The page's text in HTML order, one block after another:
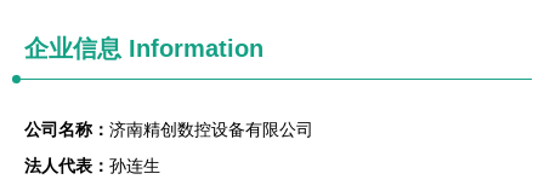
企业信息 Information
公司名称： 济南精创数控设备有限公司
法人代表： 孙连生